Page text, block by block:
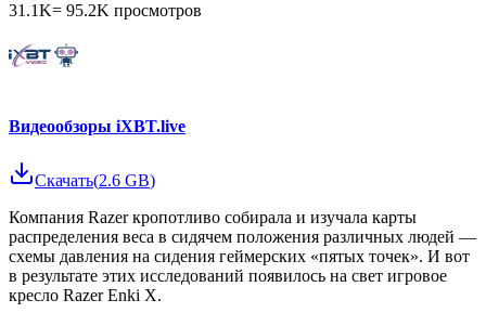
31.1K= 95.2K просмотров
Видеообзоры iXBT.live
Скачать(2.6 GB)
Компания Razer кропотливо собирала и изучала карты
распределения веса в сидячем положения различных людей —
схемы давления на сидения геймерских «пятых точек». И вот
в результате этих исследований появилось на свет игровое
кресло Razer Enki X.